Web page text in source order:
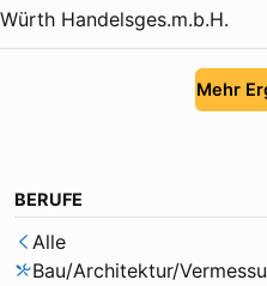
Würth Handelsges.m.b.H.
Mehr
BERUFE
Alle
Bau/Architektur/